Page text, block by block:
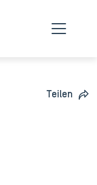
Teilen